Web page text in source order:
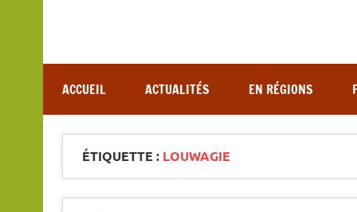
ACCUEIL ACTUALITÉS EN RÉGIONS
ÉTIQUETTE : LOUWAGIE